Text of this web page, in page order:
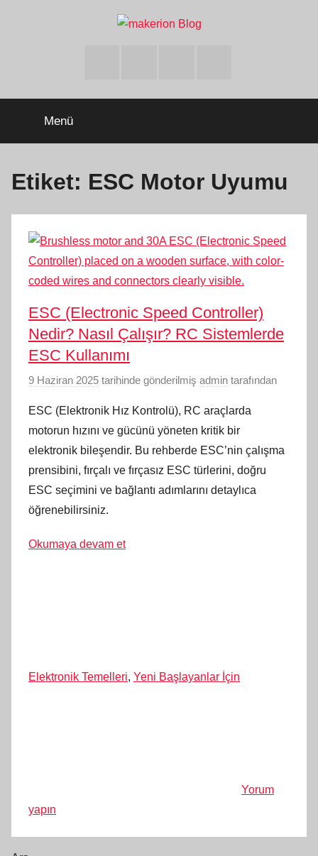
Menü
Etiket: ESC Motor Uyumu
ESC (Electronic Speed Controller)
Nedir? Nasıl Çalışır? RC Sistemlerde
ESC Kullanımı
9 Haziran 2025 tarihinde gönderilmiş admin tarafından
ESC (Elektronik Hız Kontrolü), RC araçlarda
motorun hızını ve gücünü yöneten kritik bir
elektronik bileşendir. Bu rehberde ESC’nin çalışma
prensibini, fırçalı ve fırçasız ESC türlerini, doğru
ESC seçimini ve bağlantı adımlarını detaylıca
öğrenebilirsiniz.
Okumaya devam et
Elektronik Temelleri, Yeni Başlayanlar İçin
Yorum
yapın